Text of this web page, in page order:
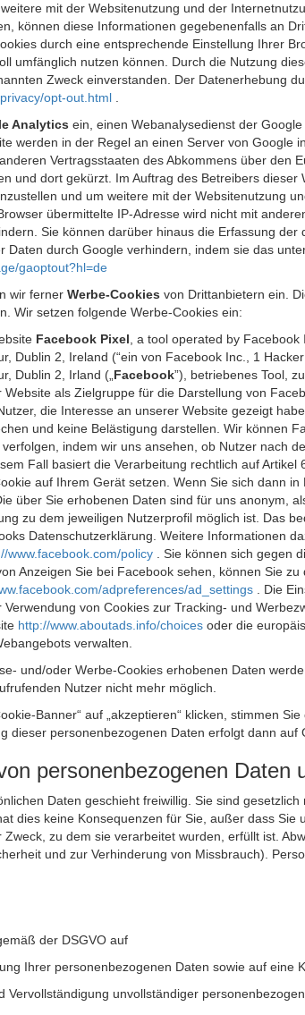
mit der Websitenutzung und der
können diese Informationen gegebenenfalls an
durch eine entsprechende Einstellung Ihrer
umfänglich nutzen können. Durch die Nutzung
Zweck einverstanden. Der Datenerhebung
opt-out.html
Analytics ein, einen Webanalysedienst der
werden in der Regel an einen Server von
Vertragsstaaten des Abkommens über den
und dort gekürzt. Im Auftrag des Betreibers
und um weitere mit der Websitenutzung
übermittelte IP-Adresse wird nicht mit
Sie können darüber hinaus die Erfassung
Daten durch Google verhindern, indem sie das
gaoptout?hl=de
wir ferner Werbe-Cookies von Drittanbietern ein.
Wir setzen folgende Werbe-Cookies ein:
Facebook Pixel , a tool operated by
Dublin 2, Ireland (“ein von Facebook Inc., 1
Dublin 2, Irland („ Facebook”), betriebenes Tool,
als Zielgruppe für die Darstellung von
die Interesse an unserer Website gezeigt
und keine Belästigung darstellen. Wir können
indem wir uns ansehen, ob Nutzer nach
Fall basiert die Verarbeitung rechtlich auf
auf Ihrem Gerät setzen. Wenn Sie sich dann
über Sie erhobenen Daten sind für uns anonym,
zu dem jeweiligen Nutzerprofil möglich ist. Das
Datenschutzerklärung. Weitere Informationen
www.facebook.com/policy
. Sie können sich gegen
Anzeigen Sie bei Facebook sehen, können Sie
adpreferences/ad_settings
. Die
von Cookies zur Tracking- und
http://www.aboutads.info/choices oder die
verwalten.
und/oder Werbe-Cookies erhobenen Daten
Nutzer nicht mehr möglich.
Banner“ auf „akzeptieren“ klicken, stimmen
dieser personenbezogenen Daten erfolgt dann auf
personenbezogenen Daten
Daten geschieht freiwillig. Sie sind
dies keine Konsequenzen für Sie, außer dass
zu dem sie verarbeitet wurden, erfüllt ist.
und zur Verhinderung von Missbrauch).
der DSGVO auf
Ihrer personenbezogenen Daten sowie auf eine
Vervollständigung unvollständiger